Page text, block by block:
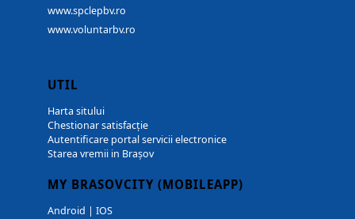
www.spclepbv.ro
www.voluntarbv.ro
UTIL
Harta sitului
Chestionar satisfacție
Autentificare portal servicii electronice
Starea vremii in Brașov
MY BRASOVCITY (MOBILEAPP)
Android | IOS